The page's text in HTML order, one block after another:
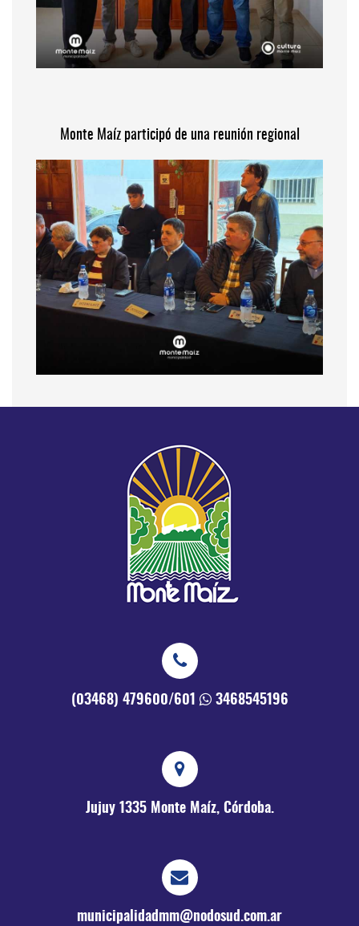
Monte Maíz participó de una reunión regional
(03468) 479600/601 3468545196
Jujuy 1335 Monte Maíz, Córdoba.
municipalidadmm@nodosud.com.ar